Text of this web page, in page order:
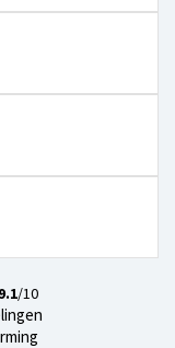
9.1/10